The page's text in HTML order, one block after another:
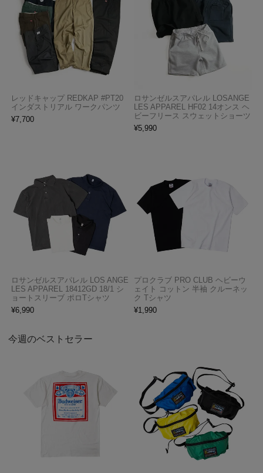
レッドキャップ REDKAP #PT20
インダストリアル ワークパンツ
¥7,700
ロサンゼルスアパレル LOSANGE
LES APPAREL HF02 14オンス ヘ
ビーフリース スウェットショーツ
¥5,990
ロサンゼルスアパレル LOS ANGE
LES APPAREL 18412GD 18/1 シ
ョートスリーブ ポロTシャツ
¥6,990
プロクラブ PRO CLUB ヘビーウ
ェイト コットン 半袖 クルーネッ
ク Tシャツ
¥1,990
今週のベストセラー